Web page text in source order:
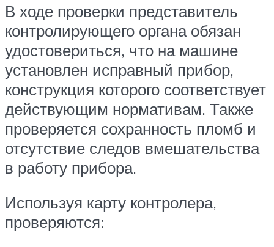
В ходе проверки представитель
контролирующего органа обязан
удостовериться, что на машине
установлен исправный прибор,
конструкция которого соответствует
действующим нормативам. Также
проверяется сохранность пломб и
отсутствие следов вмешательства
в работу прибора.
Используя карту контролера,
проверяются: